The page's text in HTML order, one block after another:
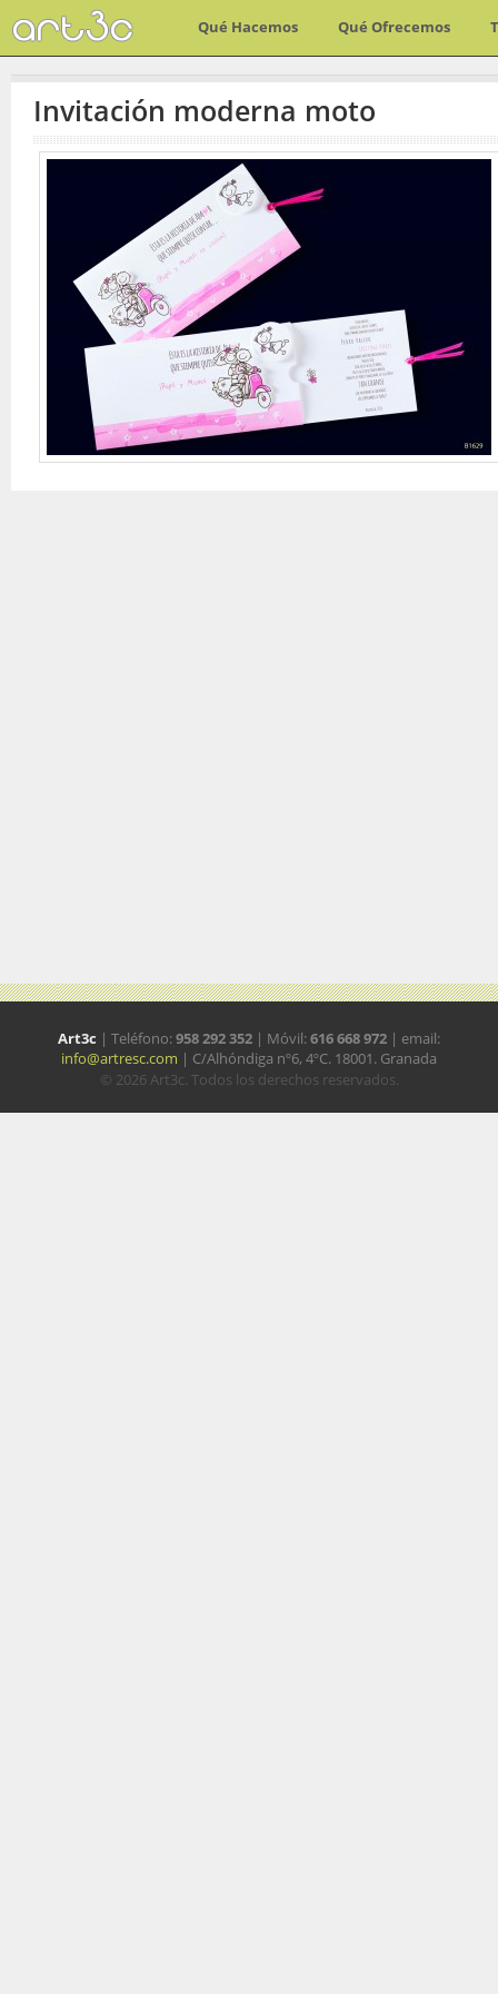
Qué Hacemos Qué Ofrecemos
Invitación moderna moto
Art3c | Teléfono:958 292 352 | Móvil:616 668 972 | email:
info@artresc.com | C/Alhóndiga nº6, 4ºC. 18001. Granada
© 2026 Art3c. Todos los derechos reservados.